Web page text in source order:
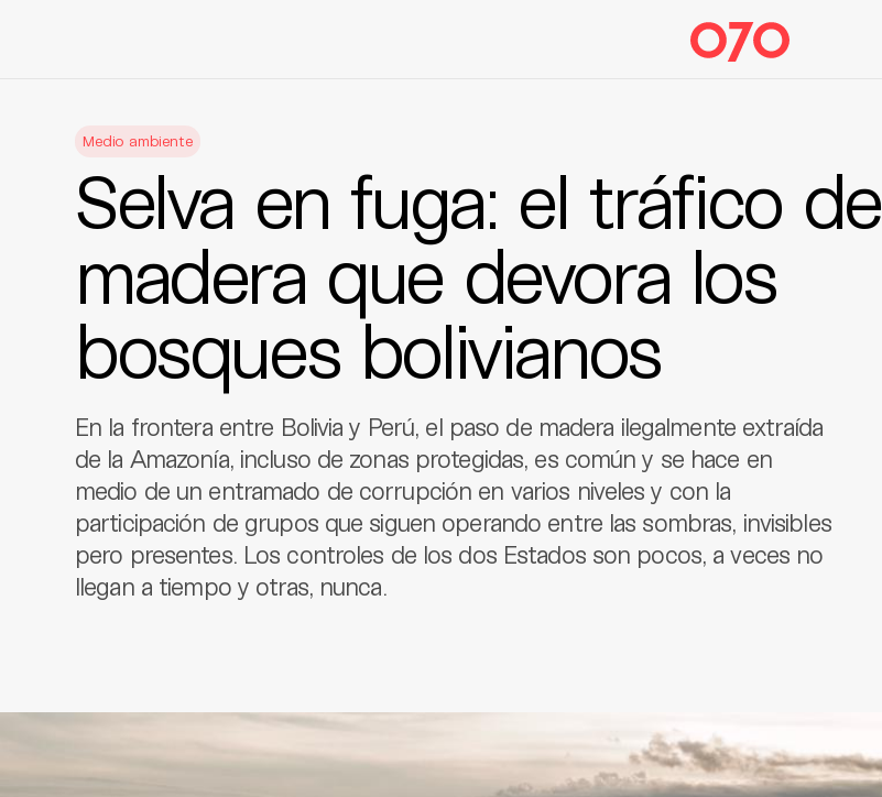
Medio ambiente
Selva en fuga: el tráfico de
madera que devora los
bosques bolivianos
En la frontera entre Bolivia y Perú, el paso de madera ilegalmente extraída
de la Amazonía, incluso de zonas protegidas, es común y se hace en
medio de un entramado de corrupción en varios niveles y con la
participación de grupos que siguen operando entre las sombras, invisibles
pero presentes. Los controles de los dos Estados son pocos, a veces no
llegan a tiempo y otras, nunca.